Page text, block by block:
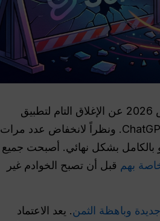
بعد الآن. في 24 مارس 2026، أعلنت OpenAI رسمياً في 24 مارس 2026 عن الإغلاق التام لتطبيق
Sora iOS، وواجهة برمجة التطبيقات للمطورين، وموقع Sora.com الإلكتروني، وميزات فيديو ChatGPT. ونظراً لانخفاض عدد مرات
تم إغلاق منصة إنشاء الفيديو بالكامل بشكل نهائي. أصبحت جميع
بهم قبل أن تصبح الخوادم غير
وباهظة الثمن. يعد الاعتماد